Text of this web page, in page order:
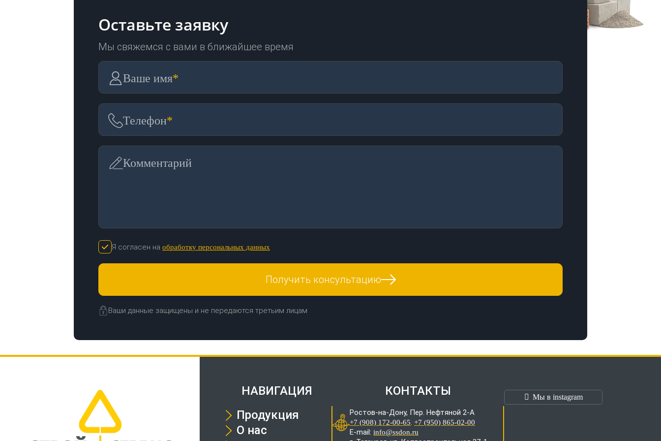
Оставьте заявку
Мы свяжемся с вами в ближайшее время
Ваше имя*
Телефон*
Комментарий
Я согласен на обработку персональных данных
Получить консультацию
Ваши данные защищены и не передаются третьим лицам
НАВИГАЦИЯ
Продукция
О нас
КОНТАКТЫ
Ростов-на-Дону, Пер. Нефтяной 2-А
+7 (908) 172-00-65. +7 (950) 865-02-00
E-mail: info@ssdon.ru
Мы в instagram